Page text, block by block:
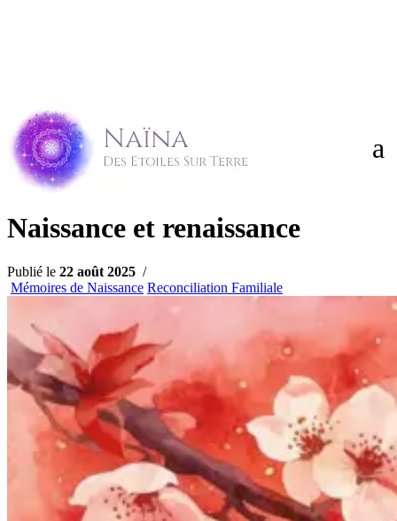
Naissance et renaissance
Publié le 22 août 2025 /
Mémoires de Naissance Reconciliation Familiale